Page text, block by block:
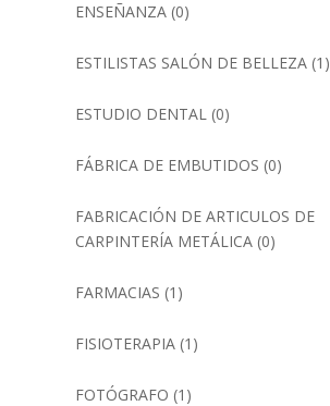
ENSEÑANZA(0)
ESTILISTAS SALÓN DE BELLEZA(1)
ESTUDIO DENTAL(0)
FÁBRICA DE EMBUTIDOS (0)
FABRICACIÓN DE ARTICULOS DE
CARPINTERÍA METÁLICA(0)
FARMACIAS (1)
FISIOTERAPIA(1)
FOTÓGRAFO (1)